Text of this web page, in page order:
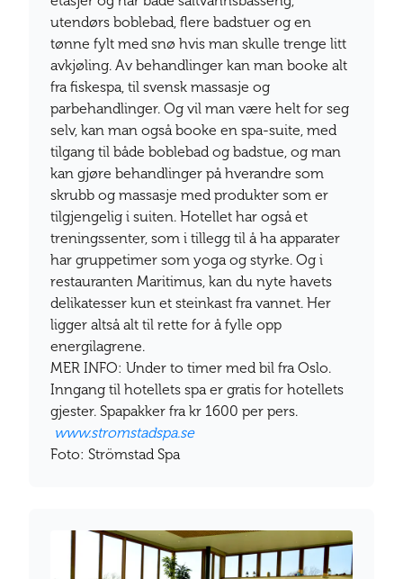
utendørs boblebad, flere badstuer og en
tønne fylt med snø hvis man skulle trenge litt
avkjøling. Av behandlinger kan man booke alt
fra fiskespa, til svensk massasje og
parbehandlinger. Og vil man være helt for seg
selv, kan man også booke en spa-suite, med
tilgang til både boblebad og badstue, og man
kan gjøre behandlinger på hverandre som
skrubb og massasje med produkter som er
tilgjengelig i suiten. Hotellet har også et
treningssenter, som i tillegg til å ha apparater
har gruppetimer som yoga og styrke. Og i
restauranten Maritimus, kan du nyte havets
delikatesser kun et steinkast fra vannet. Her
ligger altså alt til rette for å fylle opp
energilagrene.
MER INFO: Under to timer med bil fra Oslo.
Inngang til hotellets spa er gratis for hotellets
gjester. Spapakker fra kr 1600 per pers.
www.stromstadspa.se
Foto: Strömstad Spa